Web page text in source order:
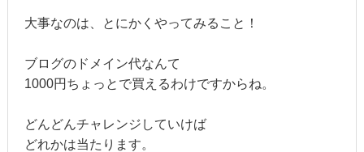
大事なのは、とにかくやってみること！
ブログのドメイン代なんて
1000円ちょっとで買えるわけですからね。
どんどんチャレンジしていけば
どれかは当たります。